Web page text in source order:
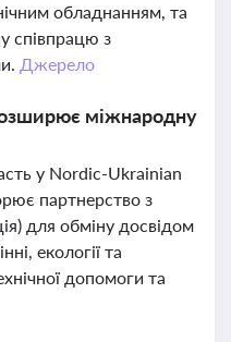
обладнанням, та
співпрацю з
Джерело
міжнародну
у Nordic-Ukrainian
партнерство з
для обміну досвідом
екології та
допомоги та